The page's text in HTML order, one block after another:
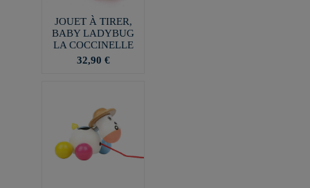
JOUET À TIRER,
BABY LADYBUG
LA COCCINELLE
32,90 €